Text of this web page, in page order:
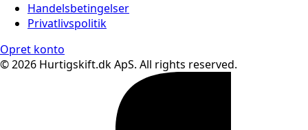
Handelsbetingelser
Privatlivspolitik
Opret konto
© 2026 Hurtigskift.dk ApS. All rights reserved.